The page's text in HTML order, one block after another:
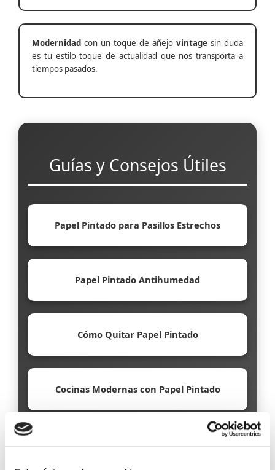
Modernidad con un toque de añejo vintage sin duda
es tu estilo toque de actualidad que nos transporta a
tiempos pasados.
Guías y Consejos Útiles
Papel Pintado para Pasillos Estrechos
Papel Pintado Antihumedad
Cómo Quitar Papel Pintado
Cocinas Modernas con Papel Pintado
Papel Pintado Ecológico